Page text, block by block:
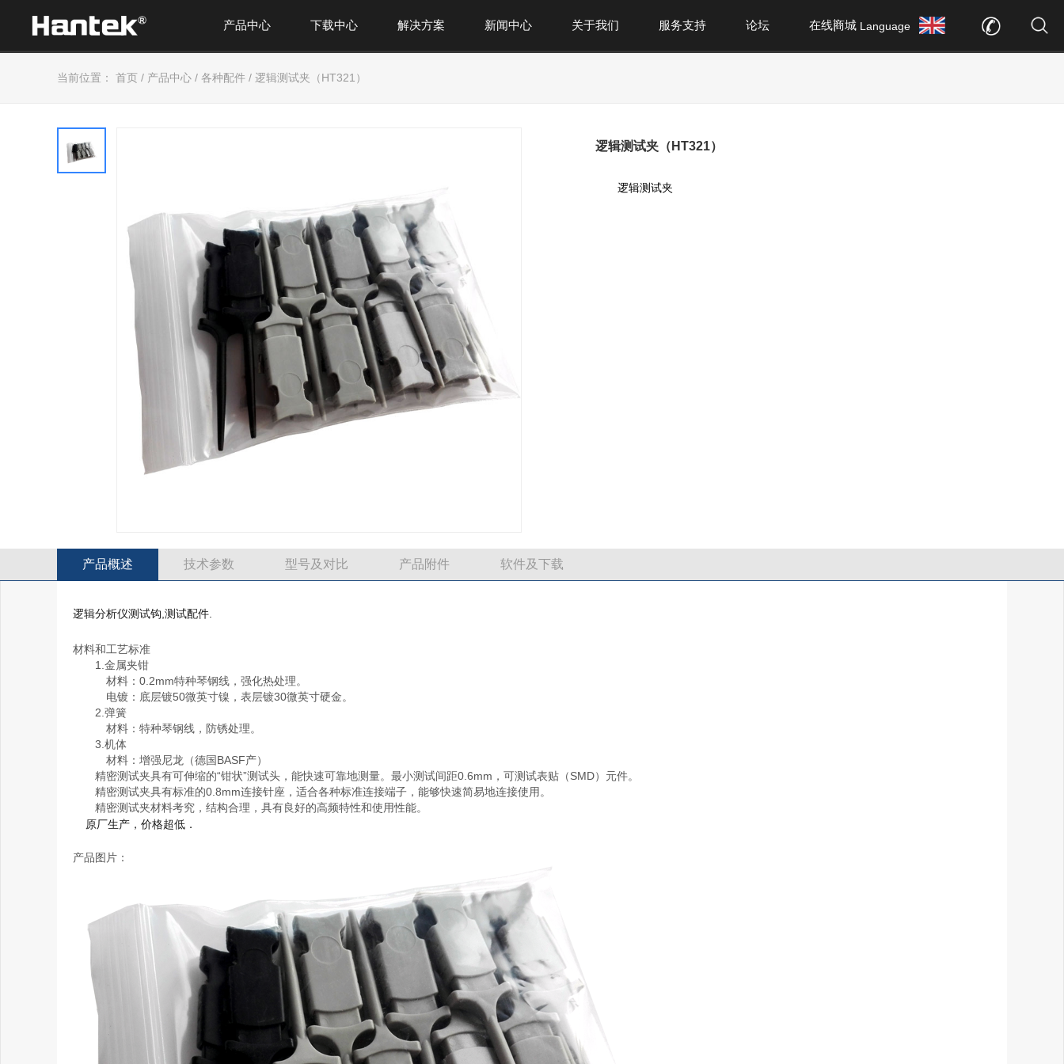
在线商城
论坛
服务支持
关于我们
新闻中心
解决方案
下载中心
产品中心 Language
当前位置： 首页 / 产品中心 / 各种配件 / 逻辑测试夹（HT321）
逻辑测试夹（HT321）
逻辑测试夹
产品概述 技术参数 型号及对比 产品附件 软件及下载
逻辑分析仪测试钩,测试配件.
材料和工艺标准
1.金属夹钳
材料：0.2mm特种琴钢线，强化热处理。
电镀：底层镀50微英寸镍，表层镀30微英寸硬金。
2.弹簧
材料：特种琴钢线，防锈处理。
3.机体
材料：增强尼龙（德国BASF产）
精密测试夹具有可伸缩的“钳状”测试头，能快速可靠地测量。最小测试间距0.6mm，可测试表贴（SMD）元件。
精密测试夹具有标准的0.8mm连接针座，适合各种标准连接端子，能够快速简易地连接使用。
精密测试夹材料考究，结构合理，具有良好的高频特性和使用性能。
原厂生产，价格超低．
产品图片：